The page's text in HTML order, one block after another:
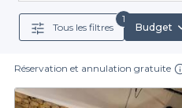
Pour plus de
demander un devis
Tous les filtres
1
Budget
Réservation et annulation gratuite